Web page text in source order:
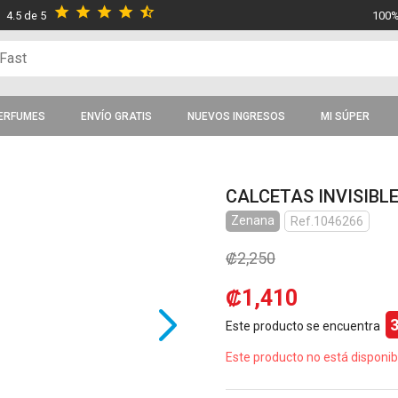
4.5 de 5 star star star star star_half
ENVÍO GRATIS NUEVOS INGRESOS MI SÚPER
CALCETAS
Zenana Ref.1046266
₡2,250
₡1,410
Este producto se encuentra
Este producto no está